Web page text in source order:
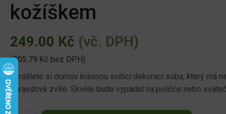
kožíškem
249.00 Kč (vč. DPH)
(205.79 Kč bez DPH)
Zkrášlete si domov krásnou svítící dekorací soba, který má
opravdové zvíře. Skvěle bude vypadat na poličce nebo